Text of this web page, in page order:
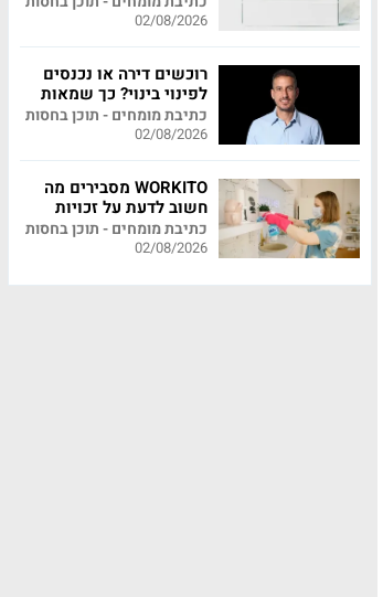
02/08/2026
רוכשים דירה או נכנסים
לפינוי בינוי? כך שמאות
מקצועית יכולה לחסוך
לכם מאות אלפי שקלים
כתיבת מומחים - תוכן בחסות
02/08/2026
WORKITO מסבירים מה
חשוב לדעת על זכויות
עובדי משק בית
כתיבת מומחים - תוכן בחסות
02/08/2026